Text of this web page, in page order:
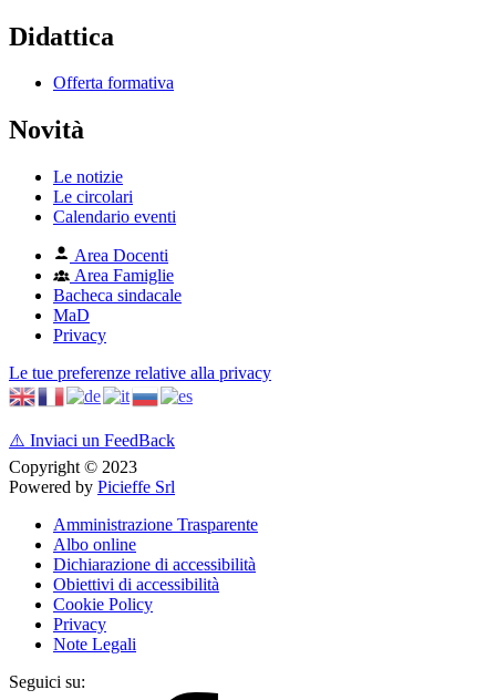
Didattica
Offerta formativa
Novità
Le notizie
Le circolari
Calendario eventi
Area Docenti
Area Famiglie
Bacheca sindacale
MaD
Privacy
Le tue preferenze relative alla privacy
⚠️ Inviaci un FeedBack
Copyright © 2023
Powered by Picieffe Srl
Amministrazione Trasparente
Albo online
Dichiarazione di accessibilità
Obiettivi di accessibilità
Cookie Policy
Privacy
Note Legali
Seguici su: